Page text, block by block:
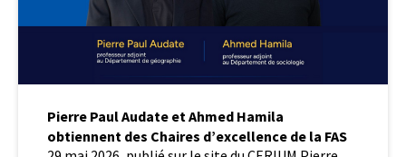
Pierre Paul Audate et Ahmed Hamila
obtiennent des Chaires d’excellence de la FAS
d’excellence
de